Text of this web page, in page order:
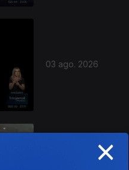
03 ago. 2026
×